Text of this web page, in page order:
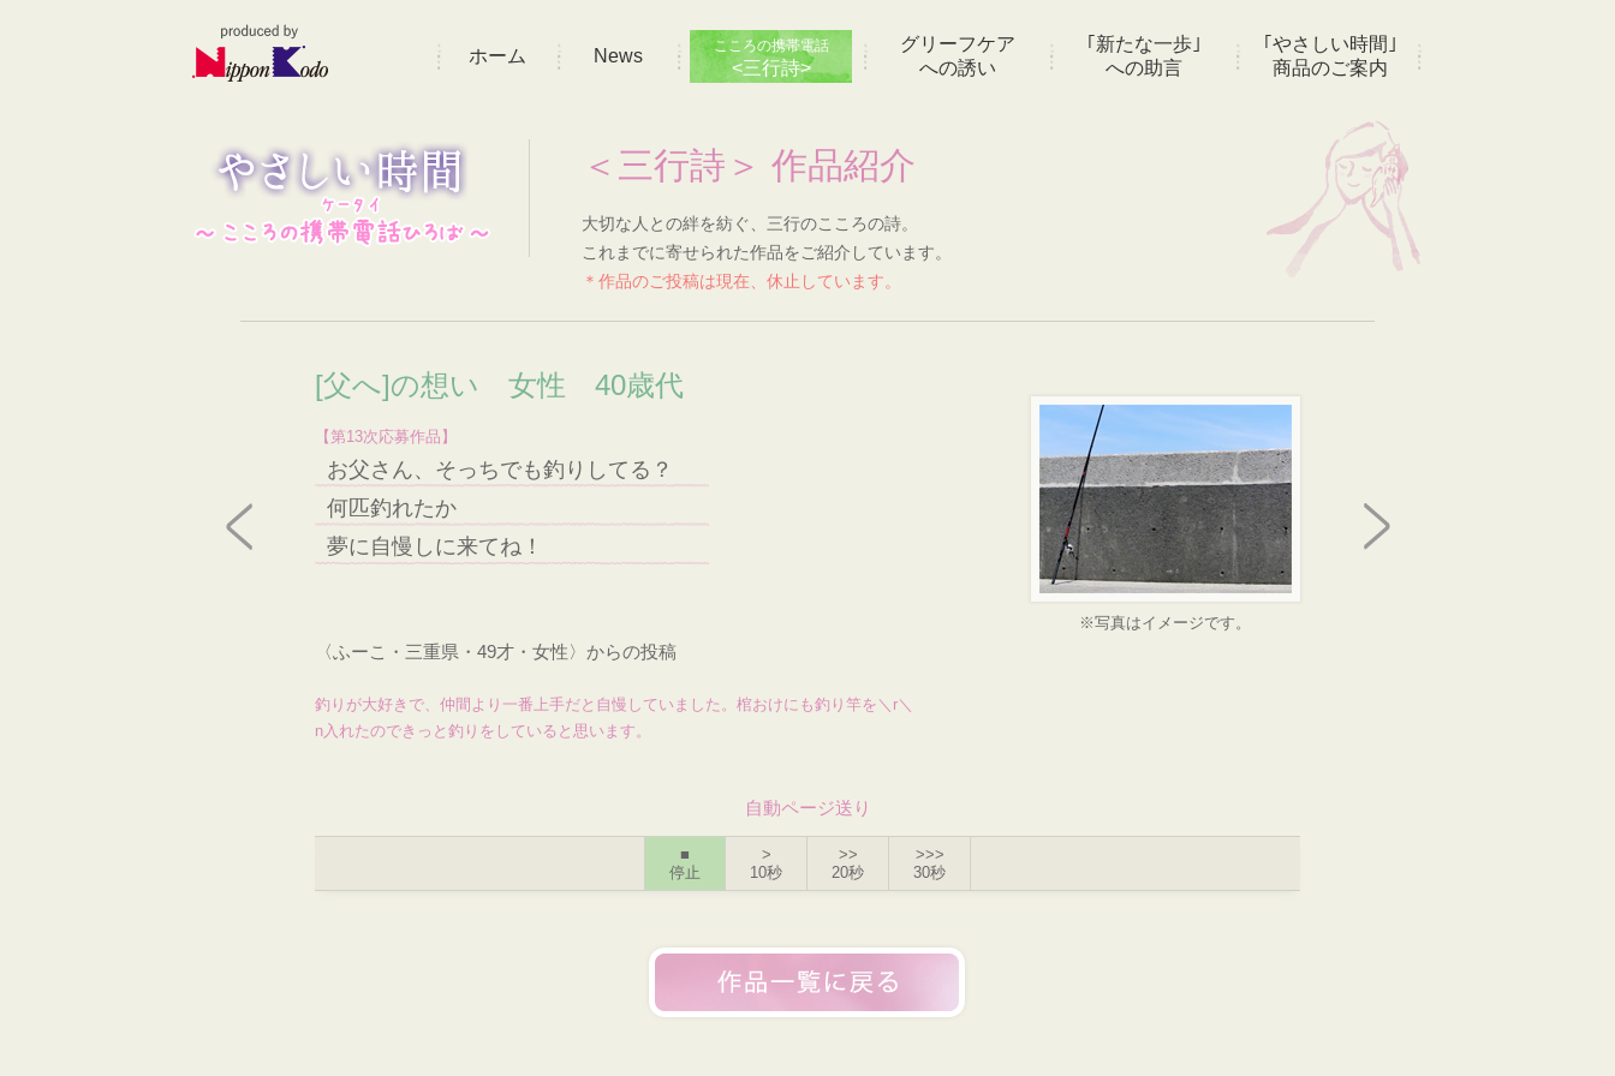
ホーム News こころの携帯電話
<三行詩>
グリーフケア
への誘い
｢新たな一歩｣
への助言
｢やさしい時間｣
商品のご案内
＜三行詩＞ 作品紹介
大切な人との絆を紡ぐ、三行のこころの詩。
これまでに寄せられた作品をご紹介しています。
＊作品のご投稿は現在、休止しています。
[父へ]の想い 女性 40歳代
【第13次応募作品】
お父さん、そっちでも釣りしてる？
何匹釣れたか
夢に自慢しに来てね！
※写真はイメージです。
〈ふーこ・三重県・49才・女性〉からの投稿
釣りが大好きで、仲間より一番上手だと自慢していました。棺おけにも釣り竿を＼r＼
n入れたのできっと釣りをしていると思います。
自動ページ送り
■
停止
>
10秒
>>
20秒
>>>
30秒